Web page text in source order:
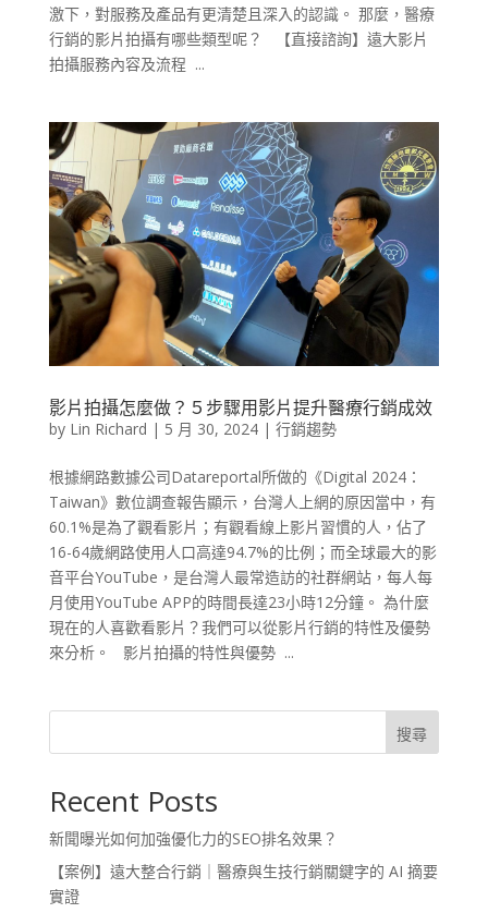
激下，對服務及產品有更清楚且深入的認識。 那麼，醫療
行銷的影片拍攝有哪些類型呢？ 【直接諮詢】遠大影片
拍攝服務內容及流程 ...
影片拍攝怎麼做？５步驟用影片提升醫療行銷成效
by Lin Richard | 5 月 30, 2024| 行銷趨勢
根據網路數據公司Datareportal所做的《Digital 2024：
Taiwan》數位調查報告顯示，台灣人上網的原因當中，有
60.1%是為了觀看影片；有觀看線上影片習慣的人，佔了
16-64歲網路使用人口高達94.7%的比例；而全球最大的影
音平台YouTube，是台灣人最常造訪的社群網站，每人每
月使用YouTube APP的時間長達23小時12分鐘。 為什麼
現在的人喜歡看影片？我們可以從影片行銷的特性及優勢
來分析。 影片拍攝的特性與優勢 ...
搜尋
Recent Posts
新聞曝光如何加強優化力的SEO排名效果？
【案例】遠大整合行銷｜醫療與生技行銷關鍵字的 AI 摘要
實證